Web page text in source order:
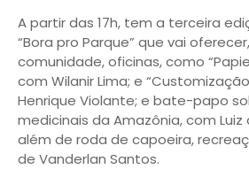
A partir das 17h, tem a terceira
“Bora pro Parque” que vai
comunidade, oficinas, como
com Wilanir Lima; e
Henrique Violante; e bate-papo
medicinais da Amazônia, com Luiz
além de roda de capoeira,
de Vanderlan Santos.